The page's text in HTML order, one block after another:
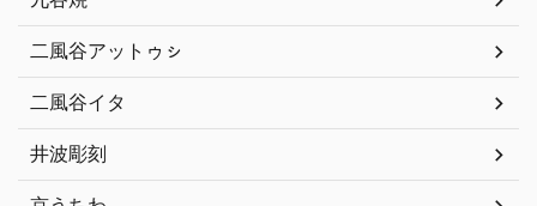
二風谷アットゥㇱ
二風谷イタ
井波彫刻